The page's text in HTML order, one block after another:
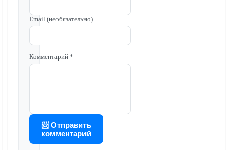
Email (необязательно)
Комментарий *
📨 Отправить
комментарий